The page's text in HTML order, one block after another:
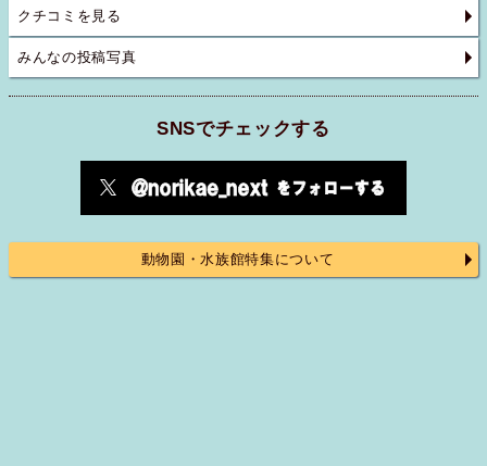
クチコミを見る
みんなの投稿写真
SNSでチェックする
動物園・水族館特集について